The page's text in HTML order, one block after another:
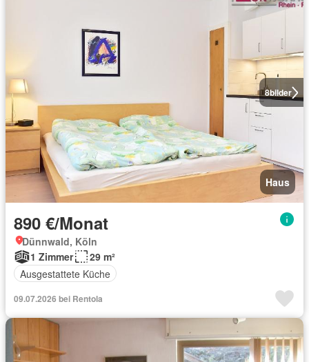
8bilder
Haus
890 €/Monat
Dünnwald, Köln
1 Zimmer
29 m²
Ausgestattete Küche
09.07.2026 bei Rentola